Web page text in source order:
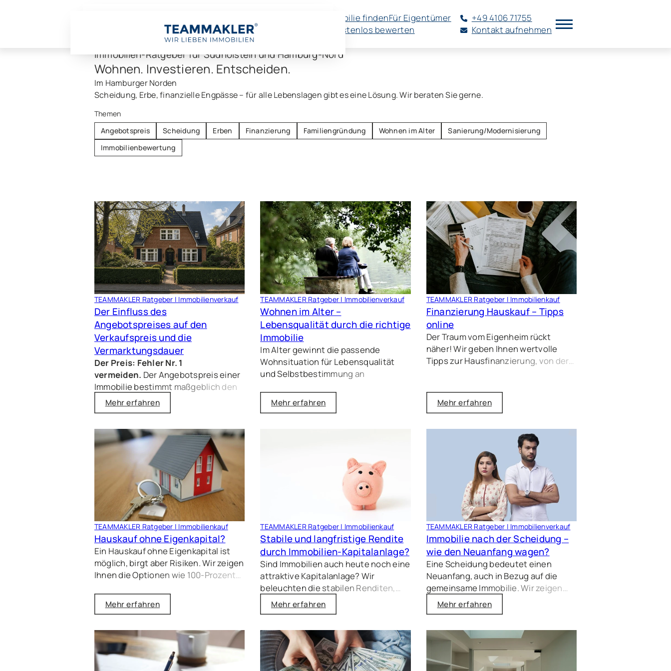
Immobilie findenFür Eigentümer
🚀 Kostenlos bewerten
+49 4106 71755
Kontakt aufnehmen
Immobilien-Ratgeber für Südholstein und Hamburg-Nord
Wohnen. Investieren. Entscheiden.
Im Hamburger Norden
Scheidung, Erbe, finanzielle Engpässe – für alle Lebenslagen gibt es eine Lösung. Wir beraten Sie gerne.
Themen
Angebotspreis
Scheidung Erben Finanzierung Familiengründung Wohnen im Alter
Sanierung/Modernisierung
Immobilienbewertung
TEAMMAKLER Ratgeber | Immobilienverkauf
Der Einfluss des
Angebotspreises auf den
Verkaufspreis und die
Vermarktungsdauer
Der Preis: Fehler Nr. 1
vermeiden. Der Angebotspreis einer
Immobilie bestimmt maßgeblich den
tatsächlichen Verkaufspreis und die
Vermarktungsdauer. Eine
Immobilienverkäufen zeigt: Wer 20 %
über dem Marktwert anbietet, erzielt
am Ende nur 85 % des Marktwerts
und benötigt 379 Tage bis zum
Verkauf. Bei einem Aufschlag von 5 %
über dem Marktwert liegt der
Verkaufspreis nahe am realen Wert,
und die Immobilie verkauft sich in
durchschnittlich 63 Tagen.
Mehr erfahren
TEAMMAKLER Ratgeber | Immobilienverkauf
Wohnen im Alter –
Lebensqualität durch die richtige
Immobilie
Im Alter gewinnt die passende
Wohnsituation für Lebensqualität
und Selbstbestimmung an
Entscheidung, ob ein Umzug sinnvoll
ist und wie Sie Ihr Zuhause
Mehr erfahren
TEAMMAKLER Ratgeber | Immobilienkauf
Finanzierung Hauskauf – Tipps
online
Der Traum vom Eigenheim rückt
näher! Wir geben Ihnen wertvolle
Tipps zur Hausfinanzierung, von der
Nutzen Sie auch unseren
kostenlosen Online-
Mehr erfahren
TEAMMAKLER Ratgeber | Immobilienkauf
Hauskauf ohne Eigenkapital?
Ein Hauskauf ohne Eigenkapital ist
möglich, birgt aber Risiken. Wir zeigen
Ihnen die Optionen wie 100-Prozent-
Förderprogramme und helfen Ihnen
bei der Risiko- und
Mehr erfahren
TEAMMAKLER Ratgeber | Immobilienkauf
Stabile und langfristige Rendite
durch Immobilien-Kapitalanlage?
Sind Immobilien auch heute noch eine
attraktive Kapitalanlage? Wir
beleuchten die stabilen Renditen,
den Inflationsschutz und die
steuerlichen Vorteile, weisen aber
Herausforderungen hin.
Mehr erfahren
TEAMMAKLER Ratgeber | Immobilienverkauf
Immobilie nach der Scheidung –
wie den Neuanfang wagen?
Eine Scheidung bedeutet einen
Neuanfang, auch in Bezug auf die
gemeinsame Immobilie. Wir zeigen
Ihnen verschiedene Optionen wie
Verkauf, Auszahlung oder Vermietung
Lösung für Ihre neue Lebenssituation
zu finden.
Mehr erfahren